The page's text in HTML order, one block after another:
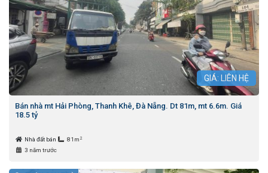
GIÁ: LIÊN HỆ
Bán nhà mt Hải Phòng, Thanh Khê, Đà Nẵng. Dt 81m, mt 6.6m. Giá
18.5 tỷ
Nhà đất bán 81m 2
3 năm trước